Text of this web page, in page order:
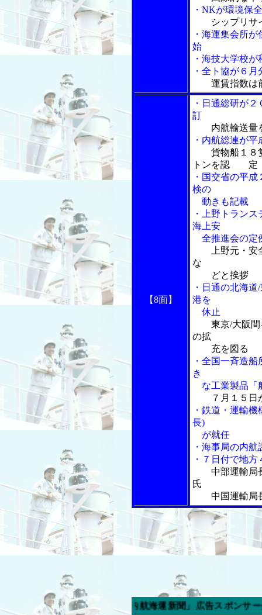
・NKが環境保
シップリサ
・海運集会所
始
・海技大学校
・全ト協が６
運賃指数は
【8面】
・日通総研が
訂
内航輸送量
・内航総連が
貨物船１８
トンを認 定
・国交省の平
検の
動きも記載
・上野トラン
海上安
全推進会の定
上野元・
な
どと挨拶
・日通の北海
港を
休止
東京/大阪
の拡
充を図る
・全国一斉造
き
な工業製品「
７月１５
・鉄道・運輸
長)
が就任
・海事局の内
・７日付で地
中部運輸局
氏
中国運輸局長
今週の「内航海運新聞」広告スポンサー企業